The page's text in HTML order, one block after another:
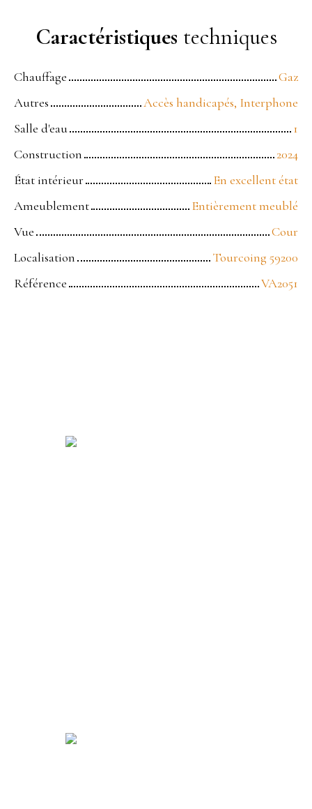
Caractéristiques techniques
Chauffage
Gaz
Autres
Accès handicapés, Interphone
Salle d'eau
1
Construction
2024
État intérieur
En excellent état
Ameublement
Entièrement meublé
Vue
Cour
Localisation
Tourcoing 59200
Référence
VA2051